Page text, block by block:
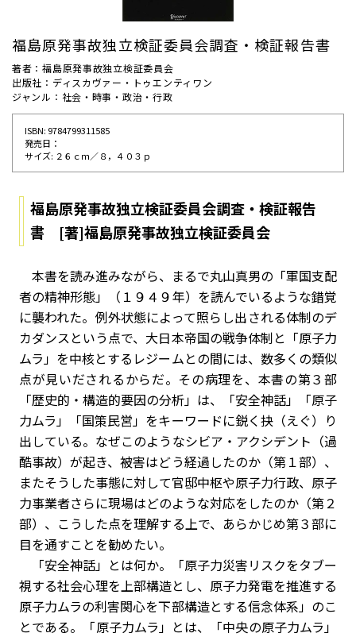
福島原発事故独立検証委員会調査・検証報告書
著者：福島原発事故独立検証委員会
出版社：ディスカヴァー・トゥエンティワン
ジャンル：社会・時事・政治・行政
ISBN: 9784799311585
発売⽇：
サイズ: ２６ｃｍ／８，４０３ｐ
福島原発事故独立検証委員会調査・検証報告
書 [著]福島原発事故独立検証委員会
本書を読み進みながら、まるで丸山真男の「軍国支配
者の精神形態」（１９４９年）を読んでいるような錯覚
に襲われた。例外状態によって照らし出される体制のデ
カダンスという点で、大日本帝国の戦争体制と「原子力
ムラ」を中核とするレジームとの間には、数多くの類似
点が見いだされるからだ。その病理を、本書の第３部
「歴史的・構造的要因の分析」は、「安全神話」「原子
力ムラ」「国策民営」をキーワードに鋭く抉（えぐ）り
出している。なぜこのようなシビア・アクシデント（過
酷事故）が起き、被害はどう経過したのか（第１部）、
またそうした事態に対して官邸中枢や原子力行政、原子
力事業者さらに現場はどのような対応をしたのか（第２
部）、こうした点を理解する上で、あらかじめ第３部に
目を通すことを勧めたい。
「安全神話」とは何か。「原子力災害リスクをタブー
視する社会心理を上部構造とし、原子力発電を推進する
原子力ムラの利害関心を下部構造とする信念体系」のこ
とである。「原子力ムラ」とは、「中央の原子力ムラ」